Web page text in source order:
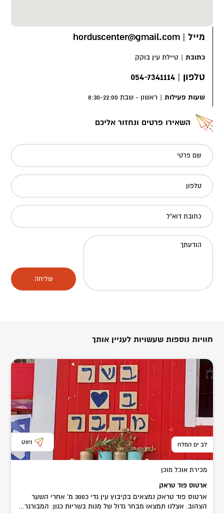
מייל |
horduscenter@gmail.com
כתובת | טיילת עין בוקק
טלפון |
054-7341114
שעות פעילות | ראשון - שבת 8:30-22:00
השאירו פרטים ונחזור אליכם
שם פרטי
טלפון
כתובת דוא"ל
הודעתך
שליחה
חוויות נוספות שעשויות לעניין אותך
לב ים המלח ניווט
מכירת אוכל מוכן
ארטוס פוד טראק
ארטוס פוד טראק נמצאים בקיבוץ עין גדי כ300 מ' אחרי השער
הצהוב. אצלנו תמצאו מבחר גדול של מנות בשריות כגון: המבורגר...